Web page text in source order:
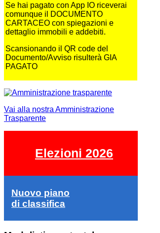
Se hai pagato con App IO riceverai
comunque il DOCUMENTO
CARTACEO con spiegazioni e
dettaglio immobili e addebiti.
Scansionando il QR code del
Documento/Avviso risulterà GIA
PAGATO
Vai alla nostra Amministrazione
Trasparente
Elezioni 2026
Nuovo piano
di classifica